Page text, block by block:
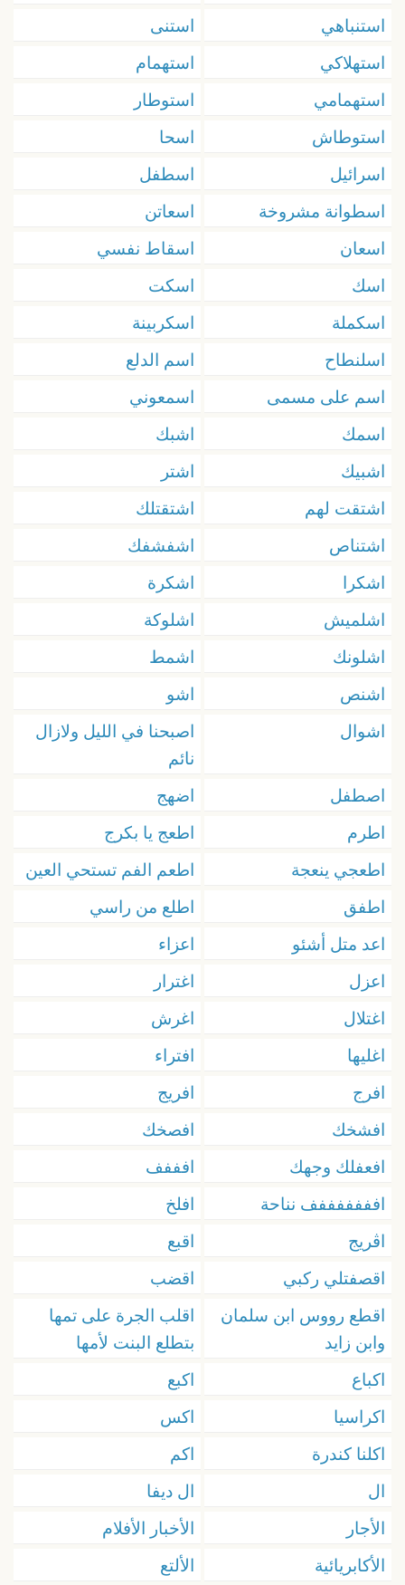
استنباهي
استنى
استهلاكي
استهمام
استهمامي
استوطار
استوطاش
اسحا
اسرائيل
اسطفل
اسطوانة مشروخة
اسعاتن
اسعان
اسقاط نفسي
اسك
اسكت
اسكملة
اسکربینة
اسلنطاح
اسم الدلع
اسم على مسمى
اسمعوني
اسمك
اشبك
اشبيك
اشتر
اشتقت لهم
اشتقتلك
اشتناص
اشفشفك
اشكرا
اشكرة
اشلميش
اشلوكة
اشلونك
اشمط
اشنص
اشو
اشوال
اصبحنا في الليل ولازال
نائم
اصطفل
اضهج
اطرم
اطعج يا بكرج
اطعجي ينعجة
اطعم الفم تستحي العين
اطفق
اطلع من راسي
اعد متل أشئو
اعزاء
اعزل
اغترار
اغتلال
اغرش
اغليها
افتراء
افرج
افريج
افشخك
افصخك
افعفلك وجهك
افففف
افففففففف نناحة
افلخ
اڤريج
اقبع
اقصفتلي ركبي
اقضب
اقطع رووس ابن سلمان
وابن زايد
اقلب الجرة على تمها
بتطلع البنت لأمها
اكباع
اكبع
اكراسيا
اكس
اكلنا كندرة
اكم
ال
ال ديفا
الأجار
الأخبار الأفلام
الأكابريائية
الألتع